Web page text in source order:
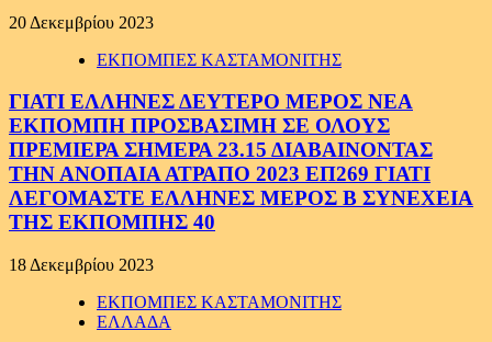
20 Δεκεμβρίου 2023
ΕΚΠΟΜΠΕΣ ΚΑΣΤΑΜΟΝΙΤΗΣ
ΓΙΑΤΙ ΕΛΛΗΝΕΣ ΔΕΥΤΕΡΟ ΜΕΡΟΣ ΝΕΑ
ΕΚΠΟΜΠΗ ΠΡΟΣΒΑΣΙΜΗ ΣΕ ΟΛΟΥΣ
ΠΡΕΜΙΕΡΑ ΣΗΜΕΡΑ 23.15 ΔΙΑΒΑΙΝΟΝΤΑΣ
ΤΗΝ ΑΝΟΠΑΙΑ ΑΤΡΑΠΟ 2023 ΕΠ269 ΓΙΑΤΙ
ΛΕΓΟΜΑΣΤΕ ΕΛΛΗΝΕΣ ΜΕΡΟΣ Β ΣΥΝΕΧΕΙΑ
ΤΗΣ ΕΚΠΟΜΠΗΣ 40
18 Δεκεμβρίου 2023
ΕΚΠΟΜΠΕΣ ΚΑΣΤΑΜΟΝΙΤΗΣ
ΕΛΛΑΔΑ